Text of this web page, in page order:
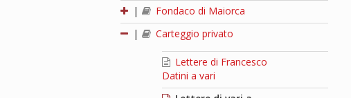
|
Fondaco di Maiorca
|
Carteggio privato
Lettere di Francesco
Datini a vari